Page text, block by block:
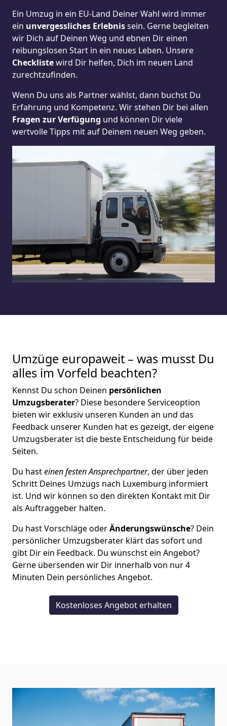
Ein Umzug in ein EU-Land Deiner Wahl wird immer
ein unvergessliches Erlebnissein. Gerne begleiten
wir Dich auf Deinen Weg und ebnen Dir einen
reibungslosen Start in ein neues Leben. Unsere
Checklistewird Dir helfen, Dich im neuen Land
zurechtzufinden.
Wenn Du uns als Partner wählst, dann buchst Du
Erfahrung und Kompetenz. Wir stehen Dir bei allen
Fragen zur Verfügung und können Dir viele
wertvolle Tipps mit auf Deinem neuen Weg geben.
Umzüge europaweit – was musst Du
alles im Vorfeld beachten?
Kennst Du schon Deinen persönlichen
Umzugsberater? Diese besondere Serviceoption
bieten wir exklusiv unseren Kunden an und das
Feedback unserer Kunden hat es gezeigt, der eigene
Umzugsberater ist die beste Entscheidung für beide
Seiten.
Du hasteinen festen Ansprechpartner, der über jeden
Schritt Deines Umzugs nach Luxemburg informiert
ist. Und wir können so den direkten Kontakt mit Dir
als Auftraggeber halten.
Du hast Vorschläge oderÄnderungswünsche? Dein
persönlicher Umzugsberater klärt das sofort und
gibt Dir ein Feedback. Du wünschst ein Angebot?
Gerne übersenden wir Dir innerhalb von nur4
Minuten Dein persönliches Angebot.
Kostenloses Angebot erhalten